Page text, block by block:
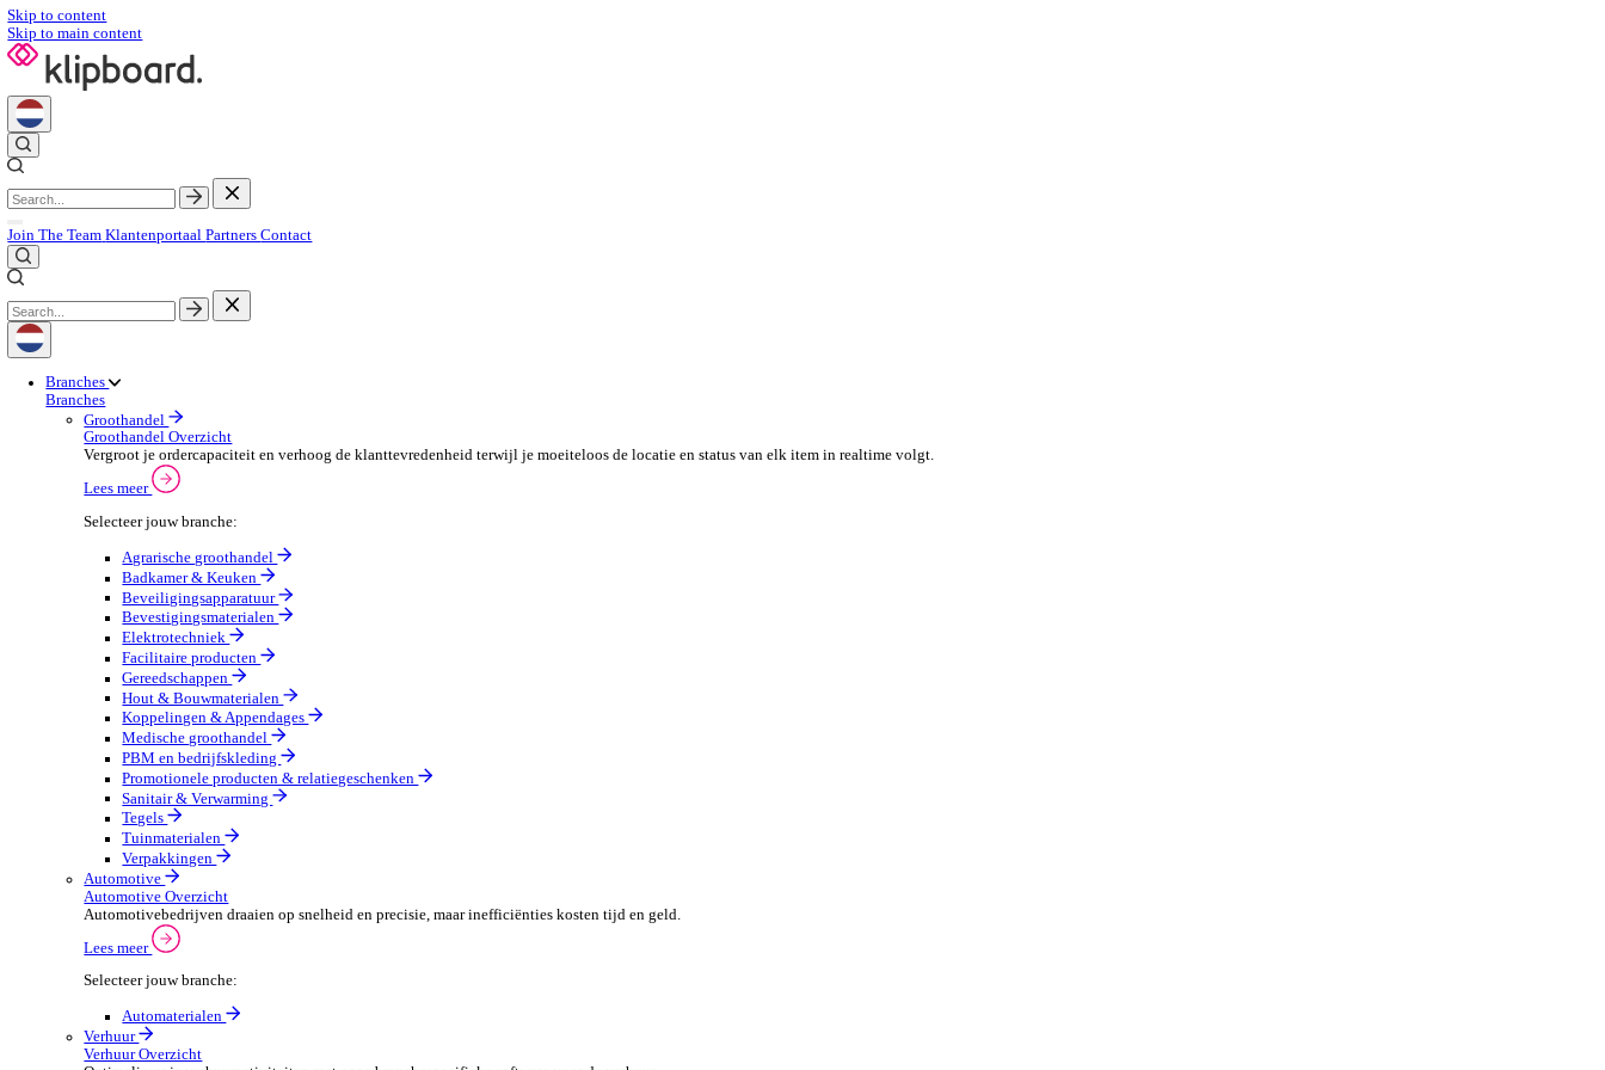
Skip to content
Skip to main content
Klantenportaal
Branches
Groothandel
Groothandel Overzicht
Vergroot je ordercapaciteit en verhoog de klanttevredenheid terwijl je moeiteloos de locatie en status van elk item in realtime volgt.
Lees meer
Selecteer jouw branche:
Agrarische groothandel
Badkamer & Keuken
Beveiligingsapparatuur
Bevestigingsmaterialen
Elektrotechniek
Facilitaire producten
Gereedschappen
Hout & Bouwmaterialen
Koppelingen & Appendages
Medische groothandel
PBM en bedrijfskleding
Promotionele producten & relatiegeschenken
Tegels
Tuinmaterialen